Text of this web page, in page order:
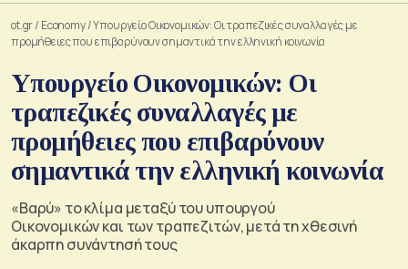
ot.gr/ Economy/Υπουργείο Οικονομικών: Οι τραπεζικές συναλλαγές με
προμήθειες που επιβαρύνουν σημαντικά την ελληνική κοινωνία
Υπουργείο Οικονομικών: Οι
τραπεζικές συναλλαγές με
προμήθειες που επιβαρύνουν
σημαντικά την ελληνική κοινωνία
«Βαρύ» το κλίμα μεταξύ του υπουργού
Οικονομικών και των τραπεζιτών, μετά τη χθεσινή
άκαρπη συνάντησή τους